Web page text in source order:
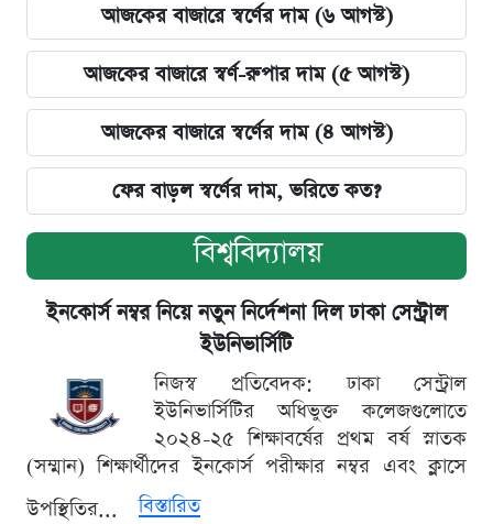
আজকের বাজারে স্বর্ণের দাম (৬ আগস্ট)
আজকের বাজারে স্বর্ণ-রুপার দাম (৫ আগস্ট)
আজকের বাজারে স্বর্ণের দাম (৪ আগস্ট)
ফের বাড়ল স্বর্ণের দাম, ভরিতে কত?
বিশ্ববিদ্যালয়
ইনকোর্স নম্বর নিয়ে নতুন নির্দেশনা দিল ঢাকা সেন্ট্রাল
ইউনিভার্সিটি
নিজস্ব প্রতিবেদক: ঢাকা সেন্ট্রাল
ইউনিভার্সিটির অধিভুক্ত কলেজগুলোতে
২০২৪-২৫ শিক্ষাবর্ষের প্রথম বর্ষ স্নাতক
(সম্মান) শিক্ষার্থীদের ইনকোর্স পরীক্ষার নম্বর এবং ক্লাসে
উপস্থিতির...
বিস্তারিত